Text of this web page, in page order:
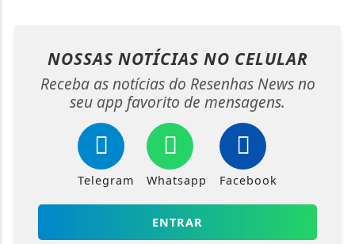
NOSSAS NOTÍCIAS NO CELULAR
Receba as notícias do Resenhas News no
seu app favorito de mensagens.
Telegram Whatsapp Facebook
ENTRAR